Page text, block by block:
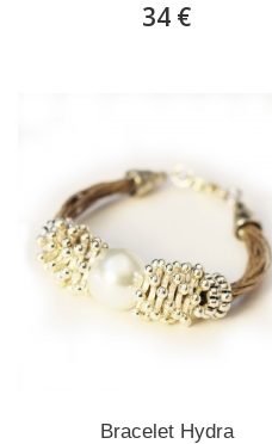
34 €
Bracelet Hydra